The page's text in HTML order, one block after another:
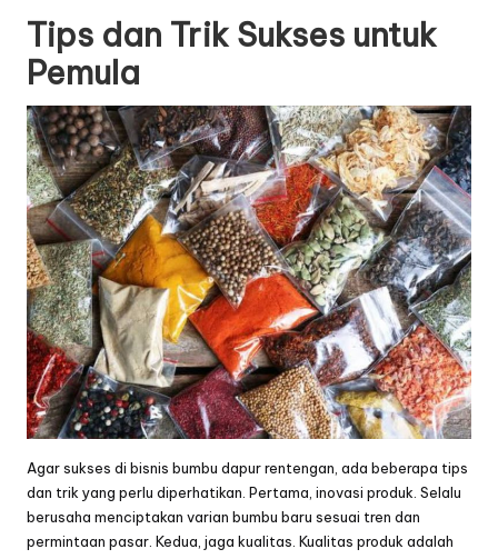
Tips dan Trik Sukses untuk
Pemula
Agar sukses di bisnis bumbu dapur rentengan, ada beberapa tips
dan trik yang perlu diperhatikan. Pertama, inovasi produk. Selalu
berusaha menciptakan varian bumbu baru sesuai tren dan
permintaan pasar. Kedua, jaga kualitas. Kualitas produk adalah